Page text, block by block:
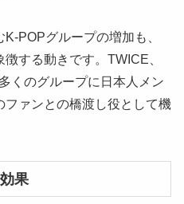
POPグループの増加も、
する動きです。TWICE、
くのグループに日本人メン
ァンとの橋渡し役として機
果